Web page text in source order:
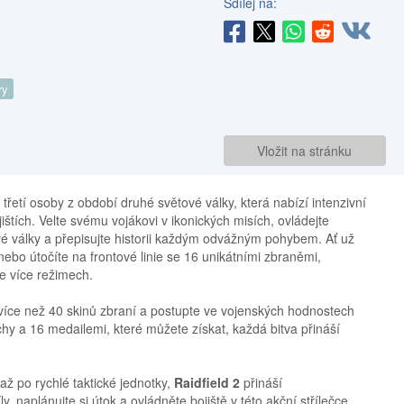
Vložit na stránku
osoby z období druhé světové války, která nabízí intenzivní
Velte svému vojákovi v ikonických misích, ovládejte
války a přepisujte historii každým odvážným pohybem. Ať už
útočíte na frontové linie se 16 unikátními zbraněmi,
více režimech.
než 40 skinů zbraní a postupte ve vojenských hodnostech
a 16 medailemi, které můžete získat, každá bitva přináší
po rychlé taktické jednotky, Raidfield 2 přináší